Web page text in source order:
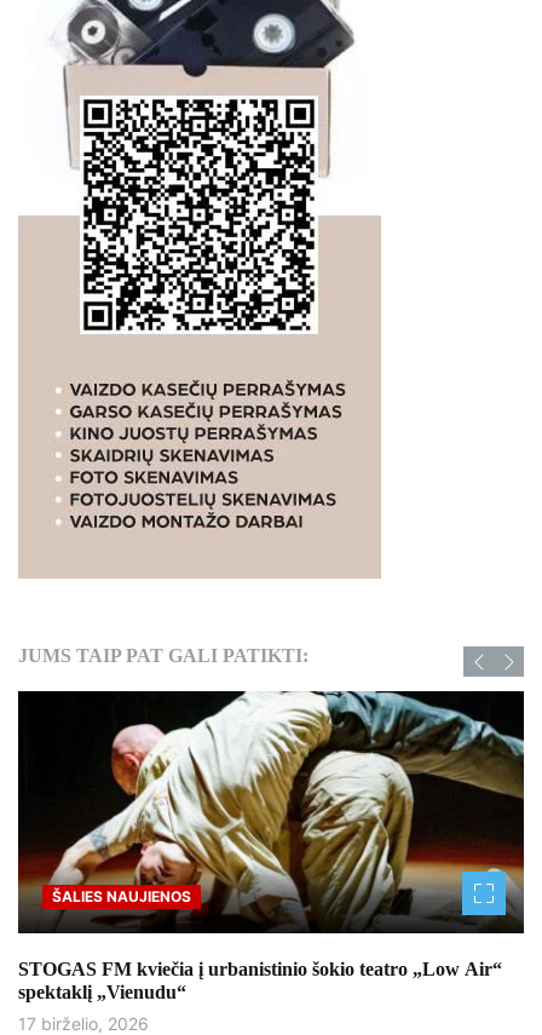
JUMS TAIP PAT GALI PATIKTI:
ŠALIES NAUJIENOS
STOGAS FM kviečia į urbanistinio šokio teatro „Low Air“
spektaklį „Vienudu“
17 birželio, 2026